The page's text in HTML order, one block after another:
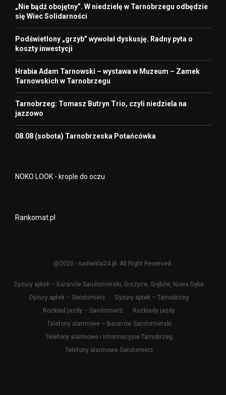
„Nie bądź obojętny”. W niedzielę w Tarnobrzegu odbędzie
się Wiec Solidarności
Podświetlony „grzyb” wywołał dyskusję. Radny pyta o
koszty inwestycji
Hrabia Adam Tarnowski – wystawa w Muzeum – Zamek
Tarnowskich w Tarnobrzegu
Tarnobrzeg: Tomasz Butryn Trio, czyli niedziela na
jazzowo
08.08 (sobota) Tarnobrzeska Potańcówka
NOKO LOOK - krople do oczu
Rankomat.pl
@2020 - nadwisla24.pl. All Right Reserved.
Dyżury aptek – Baranów Sandomierski, Gorzyce, Grębów, Nowa Dęba
Dyżury aptek – Sandomierz
Dyżury aptek – Tarnobrzeg
Rozkład jazdy – Sandomierz
Rozkłady jazdy
Telefony alarmowe – Baranów Sandomierski
Telefony alarmowe i informacyjne Tarnobrzeg
Telefony alarmowe Sandomierz